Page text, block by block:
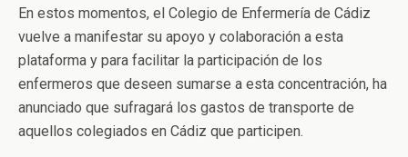
En estos momentos, el Colegio de Enfermería de Cádiz
vuelve a manifestar su apoyo y colaboración a esta
plataforma y para facilitar la participación de los
enfermeros que deseen sumarse a esta concentración, ha
anunciado que sufragará los gastos de transporte de
aquellos colegiados en Cádiz que participen.